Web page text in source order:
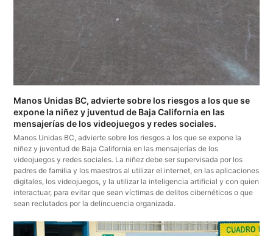
Manos Unidas BC, advierte sobre los riesgos a los que se
expone la niñez y juventud de Baja California en las
mensajerías de los videojuegos y redes sociales.
Manos Unidas BC, advierte sobre los riesgos a los que se expone la
niñez y juventud de Baja California en las mensajerías de los
videojuegos y redes sociales. La niñez debe ser supervisada por los
padres de familia y los maestros al utilizar el internet, en las aplicaciones
digitales, los videojuegos, y la utilizar la inteligencia artificial y con quien
interactuar, para evitar que sean víctimas de delitos cibernéticos o que
sean reclutados por la delincuencia organizada.